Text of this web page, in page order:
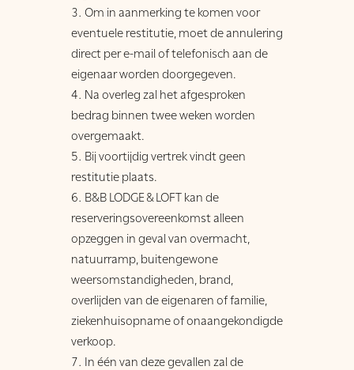
Om in aanmerking te komen voor
eventuele restitutie, moet de annulering
direct per e-mail of telefonisch aan de
eigenaar worden doorgegeven.
Na overleg zal het afgesproken
bedrag binnen twee weken worden
overgemaakt.
Bij voortijdig vertrek vindt geen
restitutie plaats.
B&B LODGE & LOFT kan de
reserveringsovereenkomst alleen
opzeggen in geval van overmacht,
natuurramp, buitengewone
weersomstandigheden, brand,
overlijden van de eigenaren of familie,
ziekenhuisopname of onaangekondigde
verkoop.
In één van deze gevallen zal de